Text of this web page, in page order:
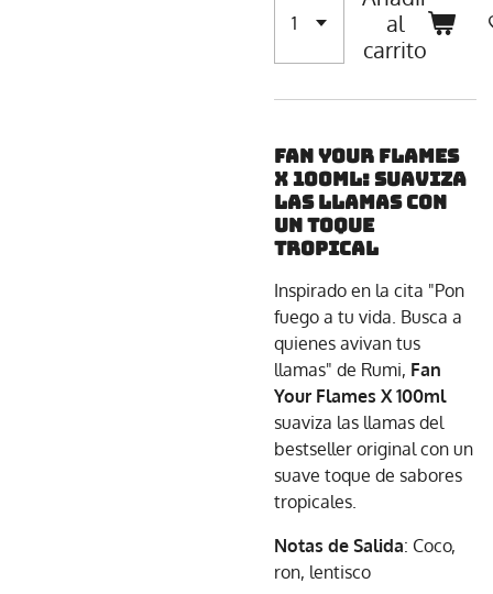
al
carrito
Fan Your Flames
X 100ml: Suaviza
las Llamas con
un Toque
Tropical
Inspirado en la cita "Pon
fuego a tu vida. Busca a
quienes avivan tus
llamas" de Rumi, Fan
Your Flames X 100ml
suaviza las llamas del
bestseller original con un
suave toque de sabores
tropicales.
Notas de Salida: Coco,
ron, lentisco